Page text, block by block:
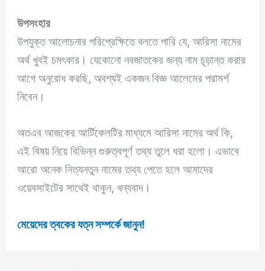
উপসংহার
উপযুক্ত আলোচনার পরিপ্রেক্ষিতে বলতে পারি যে, আরিসা নামের
অর্থ খুবই চমৎকার। যেকোনো নবজাতকের জন্য নাম চূড়ান্ত করার
আগে অনুরোধ করছি, অবশ্যই একজন বিজ্ঞ আলেমের পরামর্শ
নিবেন।
অতএব আজকের আর্টিকেলটির মাধ্যমে আরিসা নামের অর্থ কি,
এই বিষয় নিয়ে বিভিন্ন গুরুত্বপূর্ণ তথ্য তুলে ধরা হলো। এভাবে
আরো অনেক নিত্যনতুন নামের তথ্য পেতে হলে আমাদের
ওয়েবসাইটের সাথেই থাকুন, ধন্যবাদ।
মেয়েদের ত্বকের যত্ন সম্পর্কে জানুন!